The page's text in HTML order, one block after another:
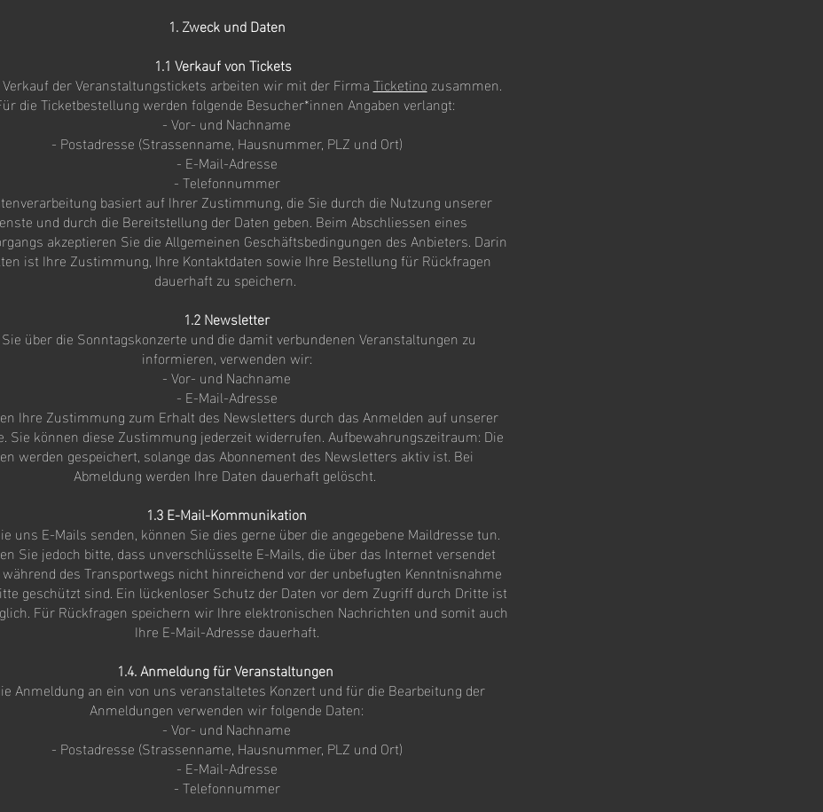
1. Zweck und Daten
1.1 Verkauf von Tickets
der Veranstaltungstickets arbeiten wir mit der FirmaTicketino zusammen.
die Ticketbestellung werden folgende Besucher*innen Angaben verlangt:
- Vor- und Nachname
- Postadresse (Strassenname, Hausnummer, PLZ und Ort)
- E-Mail-Adresse
- Telefonnummer
basiert auf Ihrer Zustimmung, die Sie durch die Nutzung unserer
und durch die Bereitstellung der Daten geben. Beim Abschliessen eines
akzeptieren Sie die Allgemeinen Geschäftsbedingungen des Anbieters. Darin
ist Ihre Zustimmung, Ihre Kontaktdaten sowie Ihre Bestellung für Rückfragen
dauerhaft zu speichern.
1.2 Newsletter
über die Sonntagskonzerte und die damit verbundenen Veranstaltungen zu
informieren, verwenden wir:
- Vor- und Nachname
- E-Mail-Adresse
Ihre Zustimmung zum Erhalt des Newsletters durch das Anmelden auf unserer
Sie können diese Zustimmung jederzeit widerrufen. Aufbewahrungszeitraum: Die
werden gespeichert, solange das Abonnement des Newsletters aktiv ist. Bei
Abmeldung werden Ihre Daten dauerhaft gelöscht.
1.3 E-Mail-Kommunikation
uns E-Mails senden, können Sie dies gerne über die angegebene Maildresse tun.
Sie jedoch bitte, dass unverschlüsselte E-Mails, die über das Internet versendet
des Transportwegs nicht hinreichend vor der unbefugten Kenntnisnahme
geschützt sind. Ein lückenloser Schutz der Daten vor dem Zugriff durch Dritte ist
Für Rückfragen speichern wir Ihre elektronischen Nachrichten und somit auch
Ihre E-Mail-Adresse dauerhaft.
1.4. Anmeldung für Veranstaltungen
Anmeldung an ein von uns veranstaltetes Konzert und für die Bearbeitung der
Anmeldungen verwenden wir folgende Daten:
- Vor- und Nachname
- Postadresse (Strassenname, Hausnummer, PLZ und Ort)
- E-Mail-Adresse
- Telefonnummer